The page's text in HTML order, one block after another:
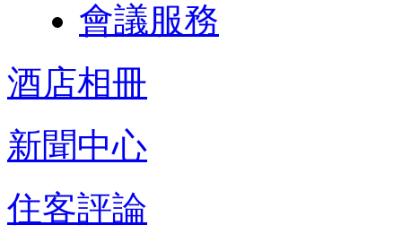
會議服務
酒店相冊
新聞中心
住客評論